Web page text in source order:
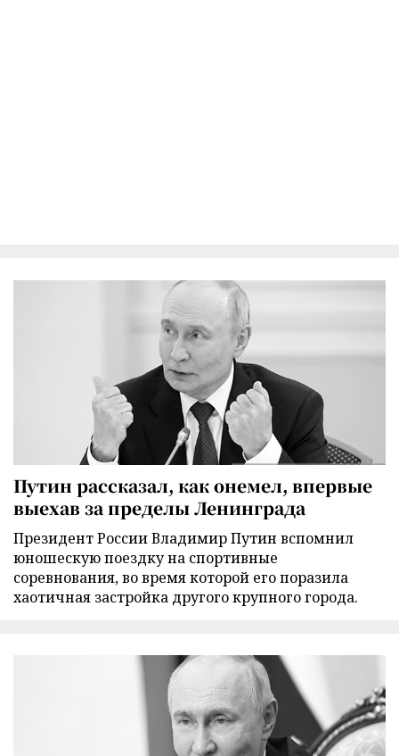
Путин рассказал, как онемел, впервые
выехав за пределы Ленинграда
Президент России Владимир Путин вспомнил
юношескую поездку на спортивные
соревнования, во время которой его поразила
хаотичная застройка другого крупного города.